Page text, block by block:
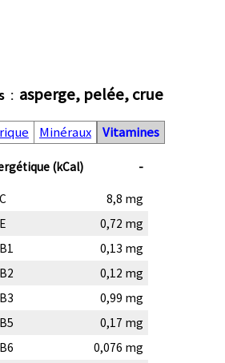
: asperge, pelée, crue
Minéraux Vitamines
(kCal) -
8,8 mg
0,72 mg
0,13 mg
0,12 mg
0,99 mg
0,17 mg
0,076 mg